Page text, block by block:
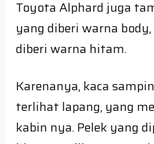
Toyota Alphard juga
yang diberi warna
diberi warna hitam.
Karenanya, kaca
terlihat lapang, yang
kabin nya. Pelek yang